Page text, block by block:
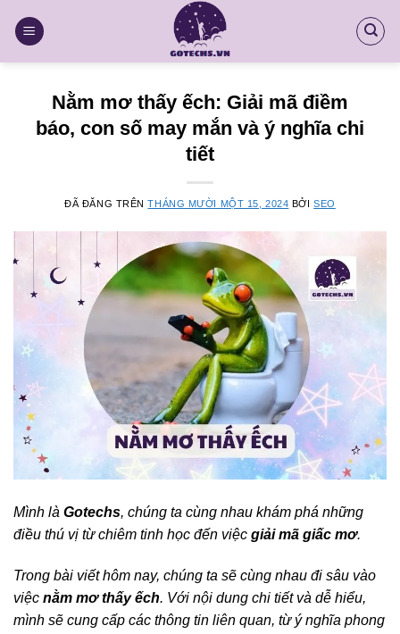
đến
Nằm mơ thấy ếch: Giải mã điềm
báo, con số may mắn và ý nghĩa chi
tiết
ĐÃ ĐĂNG TRÊNTHÁNG MƯỜI MỘT 15, 2024 BỞISEO
Mình là Gotechs, chúng ta cùng nhau khám phá những
điều thú vị từ chiêm tinh học đến việc giải mã giấc mơ.
Trong bài viết hôm nay, chúng ta sẽ cùng nhau đi sâu vào
việc nằm mơ thấy ếch. Với nội dung chi tiết và dễ hiểu,
mình sẽ cung cấp các thông tin liên quan, từ ý nghĩa phong